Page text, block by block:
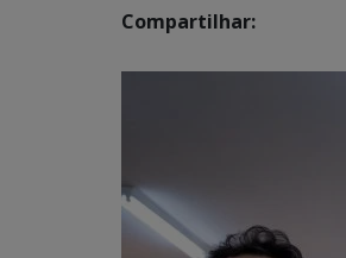
Compartilhar: